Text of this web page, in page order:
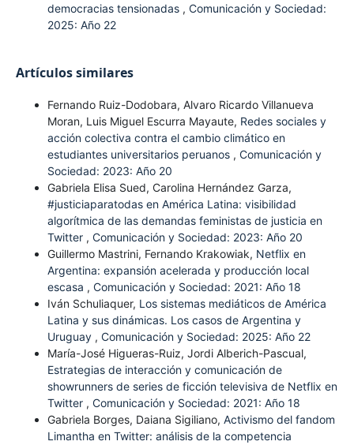
democracias tensionadas , Comunicación y Sociedad:
2025: Año 22
Artículos similares
Fernando Ruiz-Dodobara, Alvaro Ricardo Villanueva
Moran, Luis Miguel Escurra Mayaute, Redes sociales y
acción colectiva contra el cambio climático en
estudiantes universitarios peruanos , Comunicación y
Sociedad: 2023: Año 20
Gabriela Elisa Sued, Carolina Hernández Garza,
#justiciaparatodas en América Latina: visibilidad
algorítmica de las demandas feministas de justicia en
Twitter , Comunicación y Sociedad: 2023: Año 20
Guillermo Mastrini, Fernando Krakowiak, Netflix en
Argentina: expansión acelerada y producción local
escasa , Comunicación y Sociedad: 2021: Año 18
Iván Schuliaquer, Los sistemas mediáticos de América
Latina y sus dinámicas. Los casos de Argentina y
Uruguay , Comunicación y Sociedad: 2025: Año 22
María-José Higueras-Ruiz, Jordi Alberich-Pascual,
Estrategias de interacción y comunicación de
showrunners de series de ficción televisiva de Netflix en
Twitter , Comunicación y Sociedad: 2021: Año 18
Gabriela Borges, Daiana Sigiliano, Activismo del fandom
Limantha en Twitter: análisis de la competencia